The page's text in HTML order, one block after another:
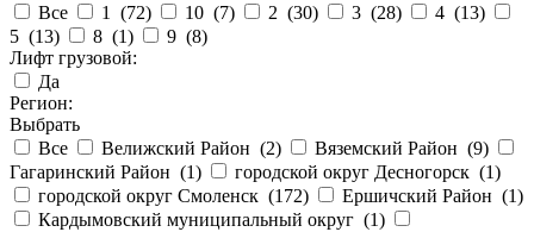
Все
1 (72) 10 (7) 2 (30) 3 (28) 4 (13)
5 (13) 8 (1) 9 (8)
Лифт грузовой:
Да
Регион:
Выбрать
Все
Велижский Район (2) Вяземский Район (9)
Гагаринский Район (1) городской округ Десногорск (1)
городской округ Смоленск (172) Ершичский Район (1)
Кардымовский муниципальный округ (1)